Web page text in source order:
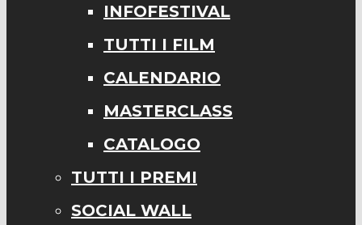
INFOFESTIVAL
TUTTI I FILM
CALENDARIO
MASTERCLASS
CATALOGO
TUTTI I PREMI
SOCIAL WALL